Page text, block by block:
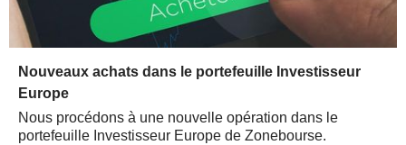
Nouveaux achats dans le portefeuille Investisseur
Europe
Nous procédons à une nouvelle opération dans le
portefeuille Investisseur Europe de Zonebourse.